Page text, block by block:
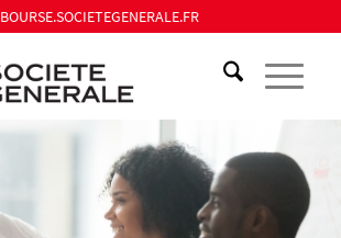
BOURSE.SOCIETEGENERALE.FR